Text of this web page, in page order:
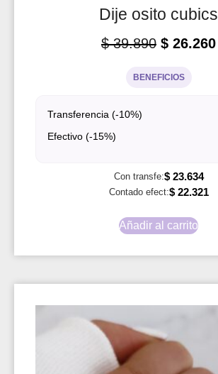
Dije osito cubics
$39.890 $ 26.260
BENEFICIOS
Transferencia (-10%)
Efectivo (-15%)
Con transfe:$23.634
Contado efect:$22.321
Añadir al carrito